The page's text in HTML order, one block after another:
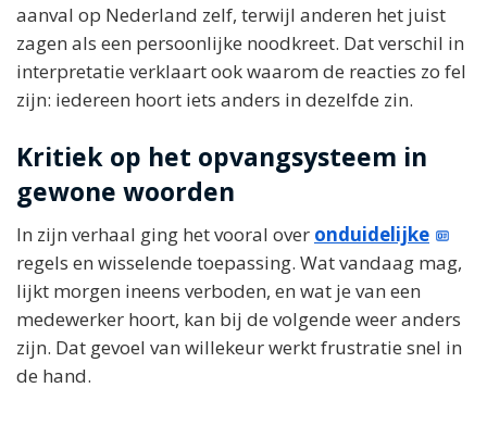
aanval op Nederland zelf, terwijl anderen het juist
zagen als een persoonlijke noodkreet. Dat verschil in
interpretatie verklaart ook waarom de reacties zo fel
zijn: iedereen hoort iets anders in dezelfde zin.
Kritiek op het opvangsysteem in
gewone woorden
In zijn verhaal ging het vooral over onduidelijke
regels en wisselende toepassing. Wat vandaag mag,
lijkt morgen ineens verboden, en wat je van een
medewerker hoort, kan bij de volgende weer anders
zijn. Dat gevoel van willekeur werkt frustratie snel in
de hand.